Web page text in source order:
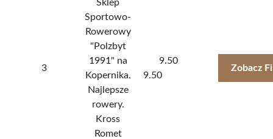
3
Sklep
Sportowo-
Rowerowy
"Polzbyt
1991" na
Kopernika.
Najlepsze
rowery.
Kross
Romet
9.50
9.50
Zobacz